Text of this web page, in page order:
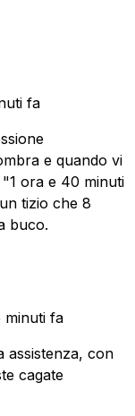
fa
e quando vi
ora e 40 minuti
tizio che 8
buco.
minuti fa
assistenza, con
cagate